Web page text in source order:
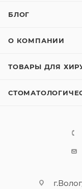
БЛОГ
О КОМПАНИИ
ТОВАРЫ ДЛЯ